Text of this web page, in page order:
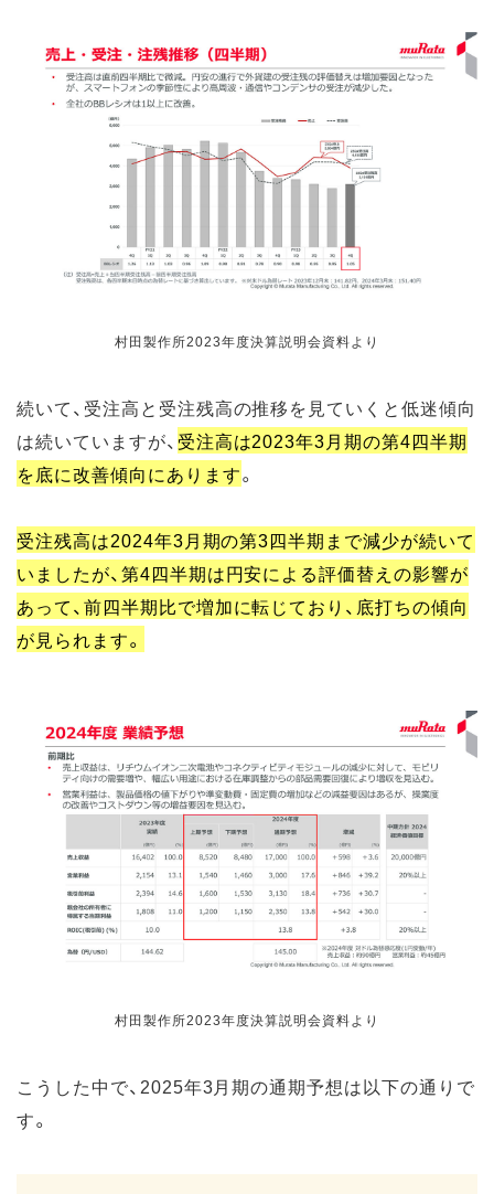
村田製作所2023年度決算説明会資料より
続いて、受注高と受注残高の推移を見ていくと低迷傾向
は続いていますが、 受注高は2023年3月期の第4四半期
を底に改善傾向にあります。
受注残高は2024年3月期の第3四半期まで減少が続いて
いましたが、第4四半期は円安による評価替えの影響が
あって、前四半期比で増加に転じており、底打ちの傾向
が見られます。
村田製作所2023年度決算説明会資料より
こうした中で、2025年3月期の通期予想は以下の通りで
す。